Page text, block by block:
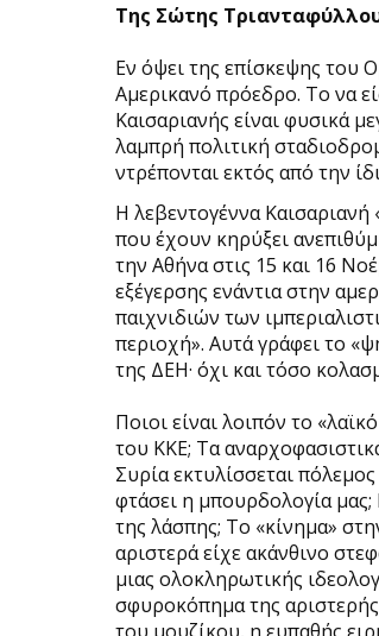
Της Σώτης
Εν όψει της επίσκεψης του
Αμερικανό πρόεδρο. Το να
Καισαριανής είναι φυσικά
λαμπρή πολιτική
ντρέπονται εκτός από την
Η λεβεντογέννα Καισαριανή
που έχουν κηρύξει
την Αθήνα στις 15 και 16
εξέγερσης ενάντια στην
παιχνιδιών των
περιοχή». Αυτά γράφει το
της ΔΕΗ· όχι και τόσο
Ποιοι είναι λοιπόν το
του ΚΚΕ; Τα
Συρία εκτυλίσσεται
φτάσει η μπουρδολογία μας;
της λάσπης; Το «κίνημα»
αριστερά είχε ακάνθινο
μιας ολοκληρωτικής
σφυροκόπημα της αριστερής